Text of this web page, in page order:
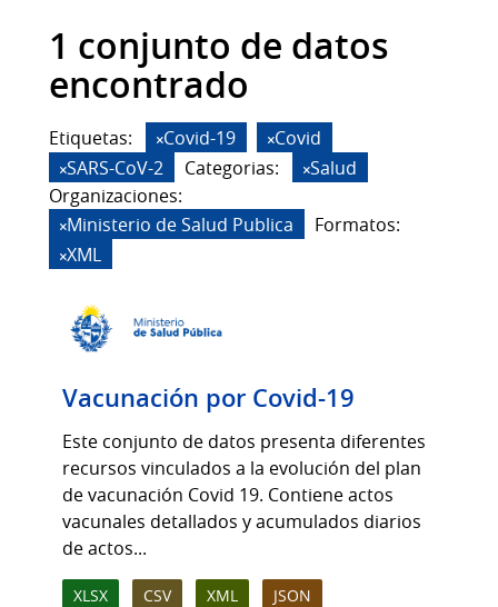
1 conjunto de datos
encontrado
Etiquetas: Covid-19
Covid
SARS-CoV-2
Categorias:
Salud
Organizaciones:
Ministerio de Salud Publica
Formatos:
XML
Vacunación por Covid-19
Este conjunto de datos presenta diferentes
recursos vinculados a la evolución del plan
de vacunación Covid 19. Contiene actos
vacunales detallados y acumulados diarios
de actos...
XLSX CSV XML JSON